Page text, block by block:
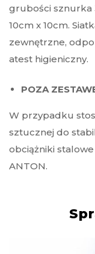
grubości sznurka
10cm x 10cm.
zewnętrzne,
atest higieniczny.
POZA
W przypadku
sztucznej do
obciążniki
ANTON.